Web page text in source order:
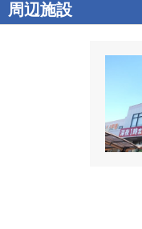
周辺施設